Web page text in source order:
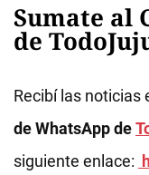
Sumate al
de
Recibí las noticias
de WhatsApp de
siguiente enlace: